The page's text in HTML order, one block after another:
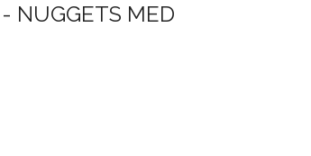
NUGGETS MED